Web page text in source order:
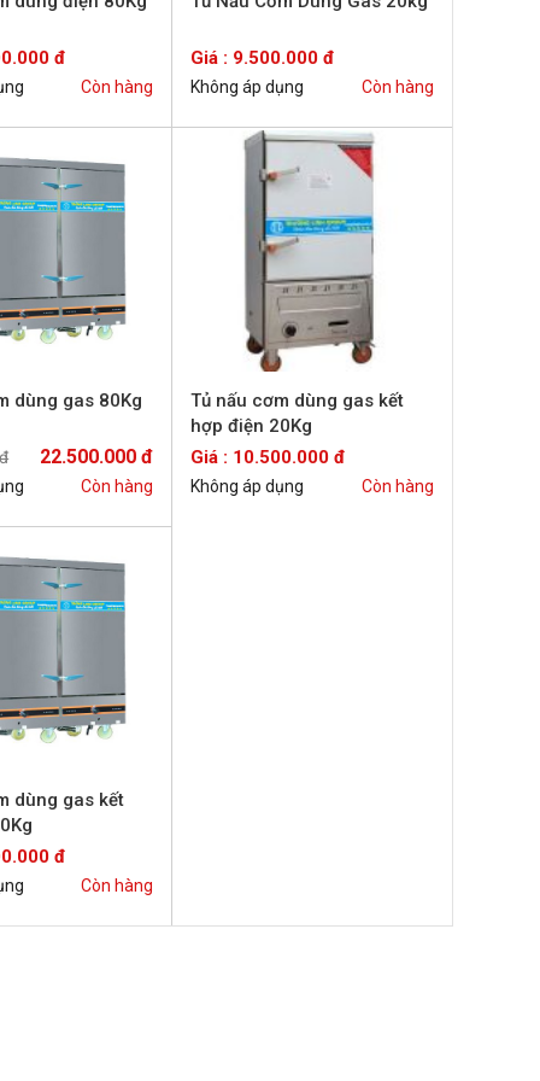
đ
Còn hàng
Giá : 9.500.000 đ
Không áp dụng Còn hàng
dùng gas 80Kg
22.500.000 đ
Còn hàng
Tủ nấu cơm dùng gas kết
hợp điện 20Kg
Giá : 10.500.000 đ
Không áp dụng Còn hàng
dùng gas kết
đ
Còn hàng